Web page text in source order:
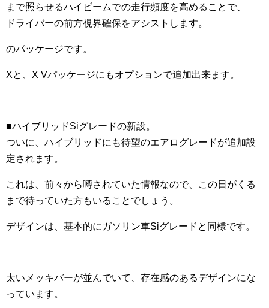
まで照らせるハイビームでの走行頻度を高めることで、
ドライバーの前方視界確保をアシストします。
のパッケージです。
Xと、X Vパッケージにもオプションで追加出来ます。
■ハイブリッドSiグレードの新設。
ついに、ハイブリッドにも待望のエアログレードが追加設
定されます。
これは、前々から噂されていた情報なので、この日がくる
まで待っていた方もいることでしょう。
デザインは、基本的にガソリン車Siグレードと同様です。
太いメッキバーが並んでいて、存在感のあるデザインにな
っています。